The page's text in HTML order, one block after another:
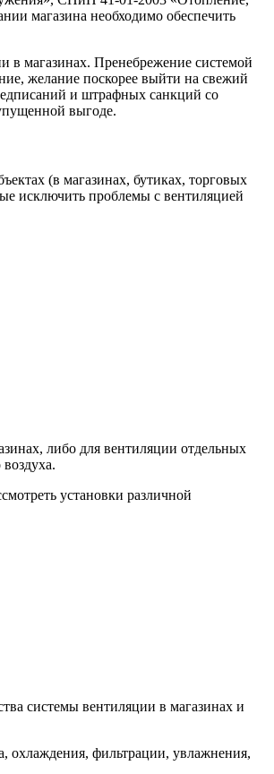
магазина необходимо обеспечить
в магазинах. Пренебрежение системой
желание поскорее выйти на свежий
и штрафных санкций со
выгоде.
(в магазинах, бутиках, торговых
исключить проблемы с вентиляцией
либо для вентиляции отдельных
установки различной
системы вентиляции в магазинах и
охлаждения, фильтрации, увлажнения,